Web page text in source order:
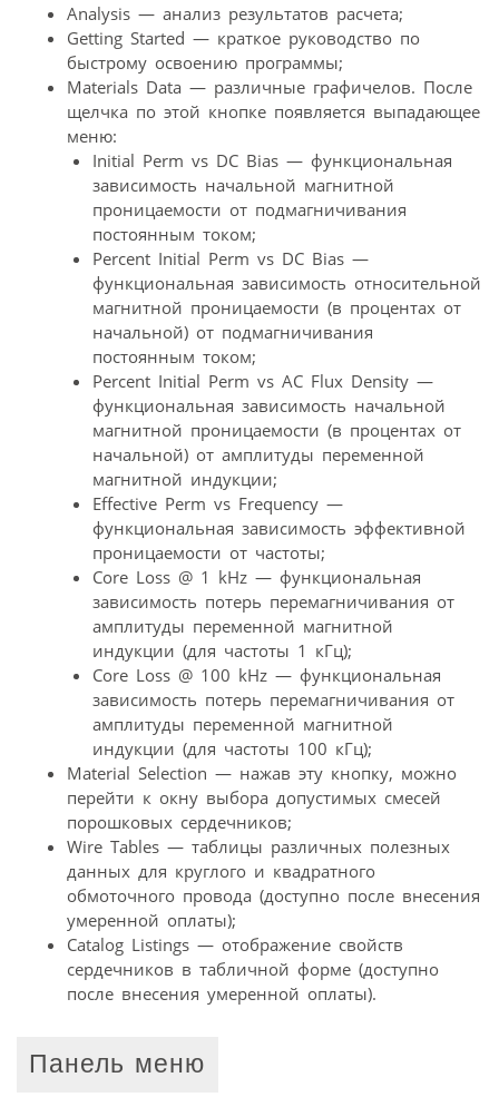
Analysis — анализ результатов расчета;
Getting Started — краткое руководство по
быстрому освоению программы;
Materials Data — различные графичелов. После
щелчка по этой кнопке появляется выпадающее
меню:
Initial Perm vs DC Bias — функциональная
зависимость начальной магнитной
проницаемости от подмагничивания
постоянным током;
Percent Initial Perm vs DC Bias —
функциональная зависимость относительной
магнитной проницаемости (в процентах от
начальной) от подмагничивания
постоянным током;
Percent Initial Perm vs AC Flux Density —
функциональная зависимость начальной
магнитной проницаемости (в процентах от
начальной) от амплитуды переменной
магнитной индукции;
Effective Perm vs Frequency —
функциональная зависимость эффективной
проницаемости от частоты;
Core Loss @ 1 kHz — функциональная
зависимость потерь перемагничивания от
амплитуды переменной магнитной
индукции (для частоты 1 кГц);
Core Loss @ 100 kHz — функциональная
зависимость потерь перемагничивания от
амплитуды переменной магнитной
индукции (для частоты 100 кГц);
Material Selection — нажав эту кнопку, можно
перейти к окну выбора допустимых смесей
порошковых сердечников;
Wire Tables — таблицы различных полезных
данных для круглого и квадратного
обмоточного провода (доступно после внесения
умеренной оплаты);
Catalog Listings — отображение свойств
сердечников в табличной форме (доступно
после внесения умеренной оплаты).
Панель меню